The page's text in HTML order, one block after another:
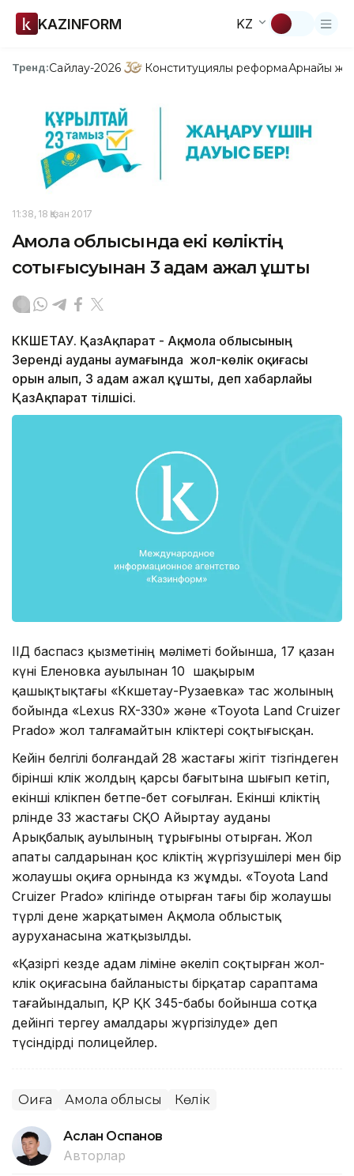
KAZINFORM KZ
Тренд:Сайлау-2026 Конституциялық реформаАрнайы
11:38, 18 Қазан 2017
Ақмола облысында екі көліктің
соқтығысуынан 3 адам ажал құшты
КӨКШЕТАУ. ҚазАқпарат - Ақмола облысының
Зеренді ауданы аумағында жол-көлік оқиғасы
орын алып, 3 адам ажал құшты, деп хабарлайы
ҚазАқпарат тілшісі.
ІІД баспасөз қызметінің мәліметі бойынша, 17 қазан
күні Еленовка ауылынан 10 шақырым
қашықтықтағы «Көкшетау-Рузаевка» тас жолының
бойында «Lexus RX-330» және «Toyota Land Cruizer
Prado» жол талғамайтын көліктері соқтығысқан.
Кейін белгілі болғандай 28 жастағы жігіт тізгіндеген
бірінші көлік жолдың қарсы бағытына шығып кетіп,
екінші көлікпен бетпе-бет соғылған. Екінші көліктің
рөлінде 33 жастағы СҚО Айыртау ауданы
Арықбалық ауылының тұрығыны отырған. Жол
апаты салдарынан қос көліктің жүргізушілері мен бір
жолаушы оқиға орнында көз жұмды. «Toyota Land
Cruizer Prado» көлігінде отырған тағы бір жолаушы
түрлі дене жарқатымен Ақмола облыстық
ауруханасына жатқызылды.
«Қазіргі кезде адам өліміне әкеліп соқтырған жол-
көлік оқиғасына байланысты бірқатар сараптама
тағайындалып, ҚР ҚК 345-бабы бойынша сотқа
дейінгі тергеу амалдары жүргізілуде» деп
түсіндірді полицейлер.
Оқиға Ақмола облысы Көлік
Аслан Оспанов
Авторлар